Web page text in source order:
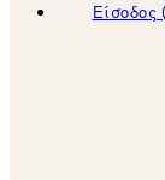
Είσοδος